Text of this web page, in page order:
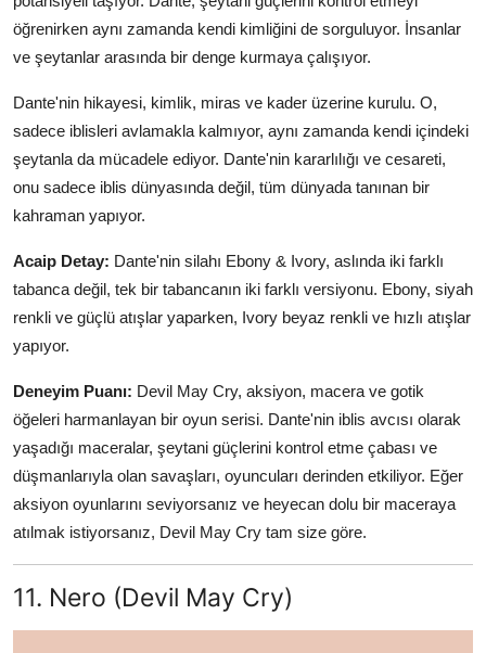
öğrenirken aynı zamanda kendi kimliğini de sorguluyor. İnsanlar
ve şeytanlar arasında bir denge kurmaya çalışıyor.
Dante'nin hikayesi, kimlik, miras ve kader üzerine kurulu. O,
sadece iblisleri avlamakla kalmıyor, aynı zamanda kendi içindeki
şeytanla da mücadele ediyor. Dante'nin kararlılığı ve cesareti,
onu sadece iblis dünyasında değil, tüm dünyada tanınan bir
kahraman yapıyor.
Acaip Detay: Dante'nin silahı Ebony & Ivory, aslında iki farklı
tabanca değil, tek bir tabancanın iki farklı versiyonu. Ebony, siyah
renkli ve güçlü atışlar yaparken, Ivory beyaz renkli ve hızlı atışlar
yapıyor.
Deneyim Puanı: Devil May Cry, aksiyon, macera ve gotik
öğeleri harmanlayan bir oyun serisi. Dante'nin iblis avcısı olarak
yaşadığı maceralar, şeytani güçlerini kontrol etme çabası ve
düşmanlarıyla olan savaşları, oyuncuları derinden etkiliyor. Eğer
aksiyon oyunlarını seviyorsanız ve heyecan dolu bir maceraya
atılmak istiyorsanız, Devil May Cry tam size göre.
11. Nero (Devil May Cry)